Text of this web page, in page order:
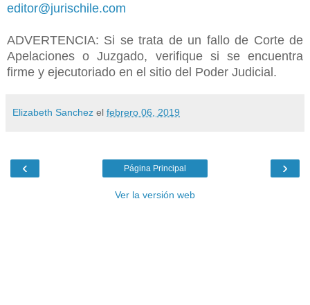
editor@jurischile.com
ADVERTENCIA: Si se trata de un fallo de Corte de
Apelaciones o Juzgado, verifique si se encuentra
firme y ejecutoriado en el sitio del Poder Judicial.
Elizabeth Sanchez el febrero 06, 2019
‹ ›
Página Principal
Ver la versión web